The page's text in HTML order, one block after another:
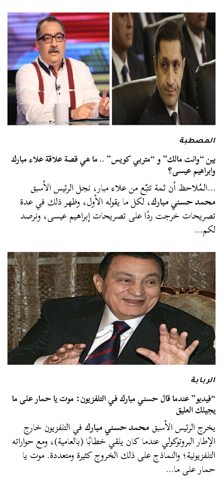
المصطبة
بين “وانت مالك” و “متربي كويس” .. ما هي قصة علاقة علاء مبارك
وابراهيم عيسى؟
…المُلاحظ أن ثمة تتبّع من علاء مبار، نجل الرئيس الأسبق
محمد حسني مبارك، لكل ما يقوله الأول، وظهر ذلك في عدة
تصريحات خرجت ردًا على تصريحات إبراهيم عيسى، ونرصد
لكم…
الربابة
“فيديو” عندما قال حسني مبارك في التلفزيون: موت يا حمار على ما
يجيلك العليق
يخرج الرئيس الأسبقمحمد حسني مباركفي التلفزيون خارج
الإطار البروتوكولي عندما كان يلقي خطابًا (بالعامية)، ومع حواراته
التلفزيونية؛ والنماذج على ذلك الخروج كثيرة ومتعددة. موت يا
حمار على ما…